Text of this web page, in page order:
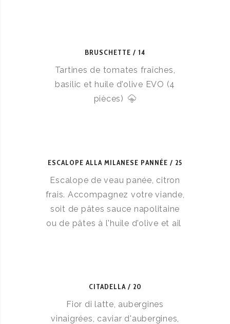
BRUSCHETTE 14
Tartines de tomates fraîches,
basilic et huile d'olive EVO (4
pièces)
ESCALOPE ALLA MILANESE PANNÉE 25
Escalope de veau panée, citron
frais. Accompagnez votre viande,
soit de pâtes sauce napolitaine
ou de pâtes à l'huile d'olive et ail
CITADELLA 20
Fior di latte, aubergines
vinaigrées, caviar d'aubergines,